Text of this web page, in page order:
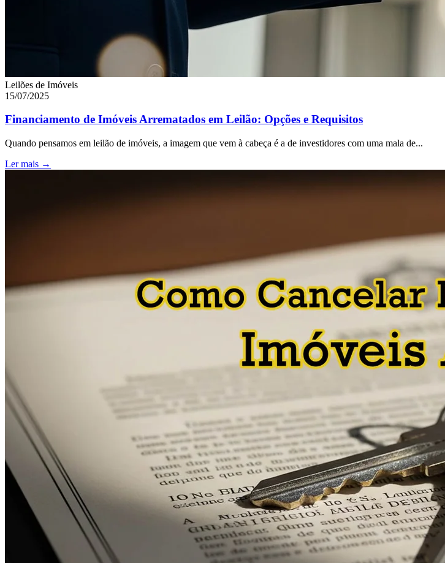
Leilões de Imóveis
15/07/2025
Financiamento de Imóveis Arrematados em Leilão: Opções e Requisitos
Quando pensamos em leilão de imóveis, a imagem que vem à cabeça é a de investidores com uma mala de...
Ler mais →